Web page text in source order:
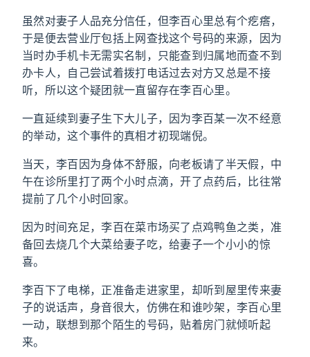
虽然对妻子人品充分信任，但李百心里总有个疙瘩，
于是便去营业厅包括上网查找这个号码的来源，因为
当时办手机卡无需实名制，只能查到归属地而查不到
办卡人，自己尝试着拨打电话过去对方又总是不接
听，所以这个疑团就一直留存在李百心里。
一直延续到妻子生下大儿子，因为李百某一次不经意
的举动，这个事件的真相才初现端倪。
当天，李百因为身体不舒服，向老板请了半天假，中
午在诊所里打了两个小时点滴，开了点药后，比往常
提前了几个小时回家。
因为时间充足，李百在菜市场买了点鸡鸭鱼之类，准
备回去烧几个大菜给妻子吃，给妻子一个小小的惊
喜。
李百下了电梯，正准备走进家里，却听到屋里传来妻
子的说话声，身音很大，仿佛在和谁吵架，李百心里
一动，联想到那个陌生的号码，贴着房门就倾听起
来。